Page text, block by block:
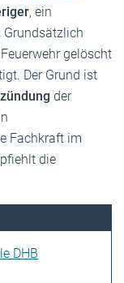
, ein
Grundsätzlich
gelöscht
Der Grund ist
der
Fachkraft im
die
DHB